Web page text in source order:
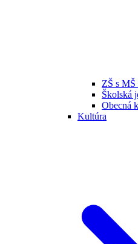
ZŠ s MŠ
Školská
Obecná
Kultúra